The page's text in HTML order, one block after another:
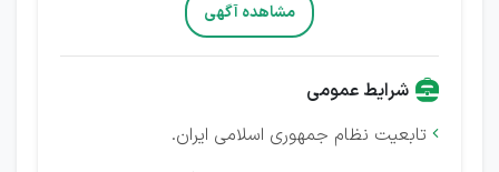
مشاهده آگهی
شرایط عمومی
 تابعیت نظام جمهوری اسلامی ایران.